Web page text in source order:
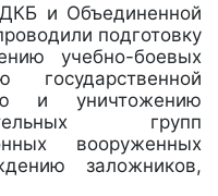
и Объединенной
подготовку
учебно-боевых
и уничтожению
групп
вооруженных
заложников,